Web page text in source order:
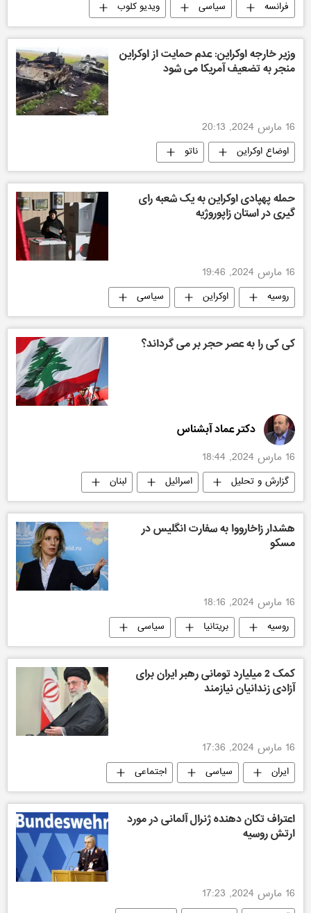
فرانسه سیاسی ویدیو کلوب
وزیر خارجه اوکراین: عدم حمایت از اوکراین
منجر به تضعیف آمریکا می شود
16 مارس 2024, 20:13
اوضاع اوکراین
ناتو
تکنولوژی نظامی
حمله پهپادی اوکراین به یک شعبه رای
گیری در استان زاپوروژیه
16 مارس 2024, 19:46
روسیه اوکراین سیاسی
کی کی را به عصر حجر بر می گرداند؟
دکتر عماد آبشناس
16 مارس 2024, 18:44
گزارش و تحلیل اسرائیل
لبنان
سیاسی
هشدار زاخارووا به سفارت انگلیس در
مسکو
16 مارس 2024, 18:16
روسیه بریتانیا سیاسی
کمک 2 میلیارد تومانی رهبر ایران برای
آزادی زندانیان نیازمند
16 مارس 2024, 17:36
ایران سیاسی اجتماعی
اعتراف تکان دهنده ژنرال آلمانی در مورد
ارتش روسیه
16 مارس 2024, 17:23